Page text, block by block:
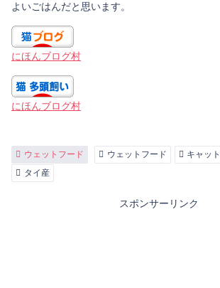
よいごはんだと思います。
にほんブログ村
にほんブログ村
ウェットフード ウェットフード キャッ
タイ産
スポンサーリンク